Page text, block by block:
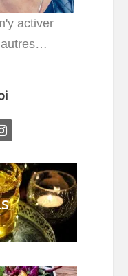
activer
autres…